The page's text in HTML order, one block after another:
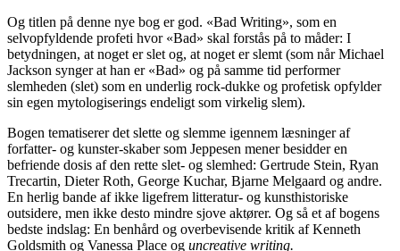
Og titlen på denne nye bog er god. «Bad Writing», som en
selvopfyldende profeti hvor «Bad» skal forstås på to måder: I
betydningen, at noget er slet og, at noget er slemt (som når Michael
Jackson synger at han er «Bad» og på samme tid performer
slemheden (slet) som en underlig rock-dukke og profetisk opfylder
sin egen mytologiserings endeligt som virkelig slem).
Bogen tematiserer det slette og slemme igennem læsninger af
forfatter- og kunster-skaber som Jeppesen mener besidder en
befriende dosis af den rette slet- og slemhed: Gertrude Stein, Ryan
Trecartin, Dieter Roth, George Kuchar, Bjarne Melgaard og andre.
En herlig bande af ikke ligefrem litteratur- og kunsthistoriske
outsidere, men ikke desto mindre sjove aktører. Og så et af bogens
bedste indslag: En benhård og overbevisende kritik af Kenneth
Goldsmith og Vanessa Place og uncreative writing.